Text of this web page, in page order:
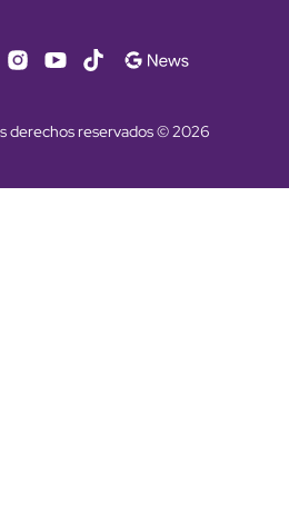
derechos reservados © 2026